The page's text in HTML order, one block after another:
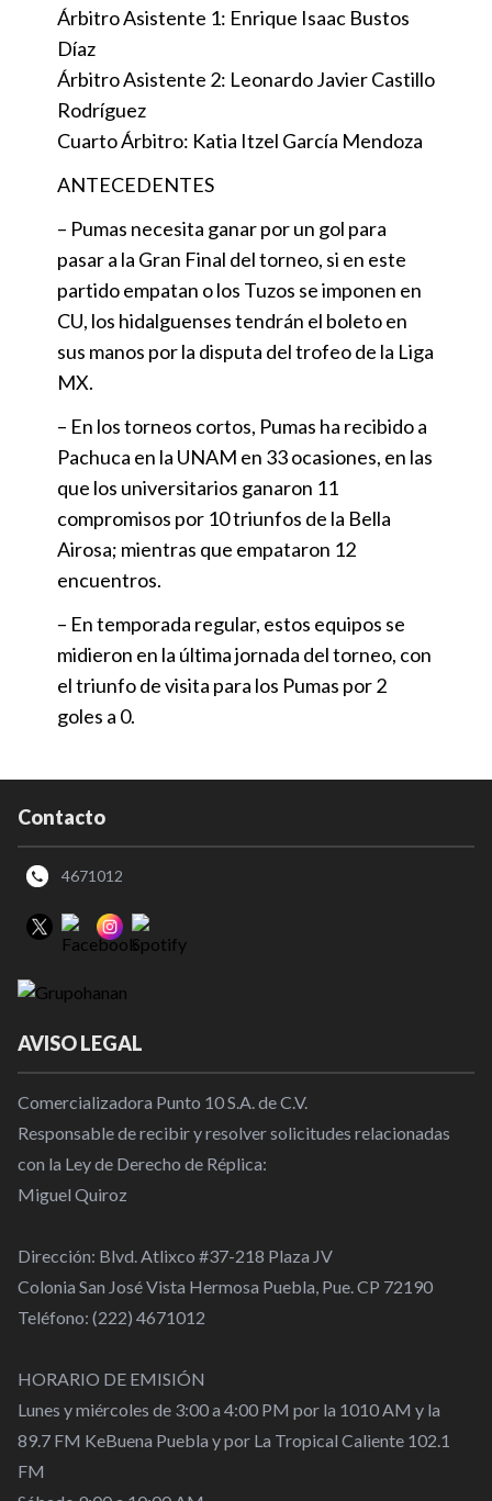
Árbitro Asistente 1: Enrique Isaac Bustos
Díaz
Árbitro Asistente 2: Leonardo Javier Castillo
Rodríguez
Cuarto Árbitro: Katia Itzel García Mendoza
ANTECEDENTES
– Pumas necesita ganar por un gol para
pasar a la Gran Final del torneo, si en este
partido empatan o los Tuzos se imponen en
CU, los hidalguenses tendrán el boleto en
sus manos por la disputa del trofeo de la Liga
MX.
– En los torneos cortos, Pumas ha recibido a
Pachuca en la UNAM en 33 ocasiones, en las
que los universitarios ganaron 11
compromisos por 10 triunfos de la Bella
Airosa; mientras que empataron 12
encuentros.
– En temporada regular, estos equipos se
midieron en la última jornada del torneo, con
el triunfo de visita para los Pumas por 2
goles a 0.
Contacto
4671012
AVISO LEGAL
Comercializadora Punto 10 S.A. de C.V.
Responsable de recibir y resolver solicitudes relacionadas
con la Ley de Derecho de Réplica:
Miguel Quiroz
Dirección: Blvd. Atlixco #37-218 Plaza JV
Colonia San José Vista Hermosa Puebla, Pue. CP 72190
Teléfono: (222) 4671012
HORARIO DE EMISIÓN
Lunes y miércoles de 3:00 a 4:00 PM por la 1010 AM y la
89.7 FM KeBuena Puebla y por La Tropical Caliente 102.1
FM